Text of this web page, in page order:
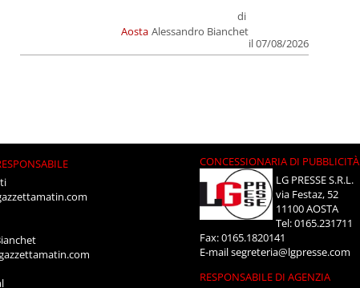
Aosta
di
Alessandro Bianchet
il 07/08/2026
CONCESSIONARIA DI PUBBLICITÀ
LG PRESSE S.R.L.
via Festaz, 52
11100 AOSTA
Tel: 0165.231711
Fax: 0165.1820141
E-mailsegreteria@lgpresse.com
RESPONSABILE DI AGENZIA